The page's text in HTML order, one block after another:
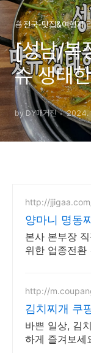
🍜전국-맛집&여행지
[성남/복
슈 생태
먹는 방법
by DY매거진 2024.
http://
양마니 명동
본사 본부장
위한 업종전환
http://
김치찌개 쿠
바쁜 일상, 김
하게 즐겨보세